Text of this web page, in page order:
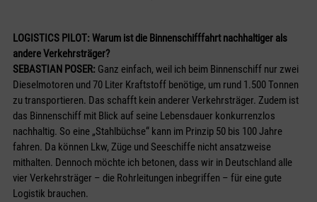
LOGISTICS PILOT: Warum ist die Binnenschifffahrt nachhaltiger als
andere Verkehrsträger?
SEBASTIAN POSER: Ganz einfach, weil ich beim Binnenschiff nur zwei
Dieselmotoren und 70 Liter Kraftstoff benötige, um rund 1.500 Tonnen
zu transportieren. Das schafft kein anderer Verkehrsträger. Zudem ist
das Binnenschiff mit Blick auf seine Lebensdauer konkurrenzlos
nachhaltig. So eine „Stahlbüchse“ kann im Prinzip 50 bis 100 Jahre
fahren. Da können Lkw, Züge und Seeschiffe nicht ansatzweise
mithalten. Dennoch möchte ich betonen, dass wir in Deutschland alle
vier Verkehrsträger – die Rohrleitungen inbegriffen – für eine gute
Logistik brauchen.